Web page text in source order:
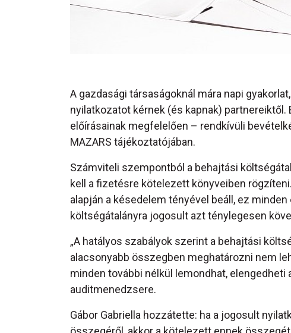
A gazdasági társaságoknál mára napi
nyilatkozatot kérnek (és kapnak)
előírásainak megfelelően – rendkívüli
MAZARS tájékoztatójában.
Számviteli szempontból a behajtási
kell a fizetésre kötelezett könyveiben
alapján a késedelem tényével beáll, ez
költségátalányra jogosult azt ténylegesen
„A hatályos szabályok szerint a behajtási
alacsonyabb összegben meghatározni nem
minden további nélkül lemondhat, elengedheti
auditmenedzsere.
Gábor Gabriella hozzátette: ha a jogosult